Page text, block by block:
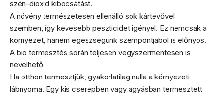
szén-dioxid kibocsátást.
A növény természetesen ellenálló sok kártevővel
szemben, így kevesebb peszticidet igényel. Ez nemcsak a
környezet, hanem egészségünk szempontjából is előnyös.
A bio termesztés során teljesen vegyszermentesen is
nevelhető.
Ha otthon termesztjük, gyakorlatilag nulla a környezeti
lábnyoma. Egy kis cserepben vagy ágyásban termesztett